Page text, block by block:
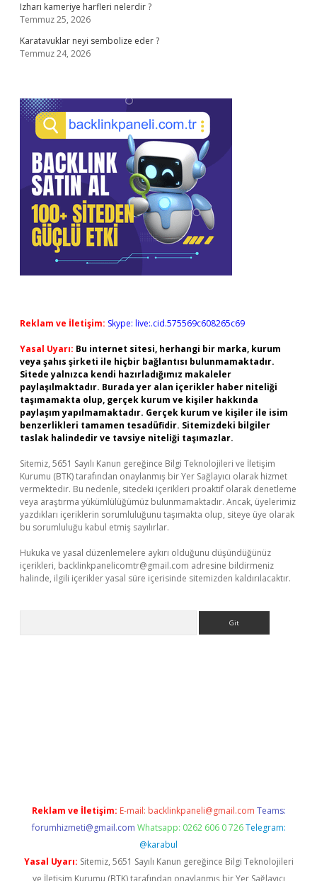
Izharı kameriye harfleri nelerdir ?
Temmuz 25, 2026
Karatavuklar neyi sembolize eder ?
Temmuz 24, 2026
Reklam ve İletişim: Skype: live:.cid.575569c608265c69
Yasal Uyarı: Bu internet sitesi, herhangi bir marka, kurum
veya şahıs şirketi ile hiçbir bağlantısı bulunmamaktadır.
Sitede yalnızca kendi hazırladığımız makaleler
paylaşılmaktadır. Burada yer alan içerikler haber niteliği
taşımamakta olup, gerçek kurum ve kişiler hakkında
paylaşım yapılmamaktadır. Gerçek kurum ve kişiler ile isim
benzerlikleri tamamen tesadüfidir. Sitemizdeki bilgiler
taslak halindedir ve tavsiye niteliği taşımazlar.
Sitemiz, 5651 Sayılı Kanun gereğince Bilgi Teknolojileri ve İletişim
Kurumu (BTK) tarafından onaylanmış bir Yer Sağlayıcı olarak hizmet
vermektedir. Bu nedenle, sitedeki içerikleri proaktif olarak denetleme
veya araştırma yükümlülüğümüz bulunmamaktadır. Ancak, üyelerimiz
yazdıkları içeriklerin sorumluluğunu taşımakta olup, siteye üye olarak
bu sorumluluğu kabul etmiş sayılırlar.
Hukuka ve yasal düzenlemelere aykırı olduğunu düşündüğünüz
içerikleri, backlinkpanelicomtr@gmail.com adresine bildirmeniz
halinde, ilgili içerikler yasal süre içerisinde sitemizden kaldırılacaktır.
Reklam ve İletişim: E-mail: backlinkpaneli@gmail.com Teams:
forumhizmeti@gmail.com Whatsapp: 0262 606 0 726 Telegram:
@karabul
Yasal Uyarı: Sitemiz, 5651 Sayılı Kanun gereğince Bilgi Teknolojileri
ve İletişim Kurumu (BTK) tarafından onaylanmış bir Yer Sağlayıcı